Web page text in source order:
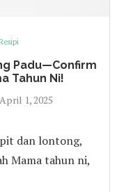
Padu—Confirm
Tahun Ni!
April 1, 2025
dan lontong,
Mama tahun ni,